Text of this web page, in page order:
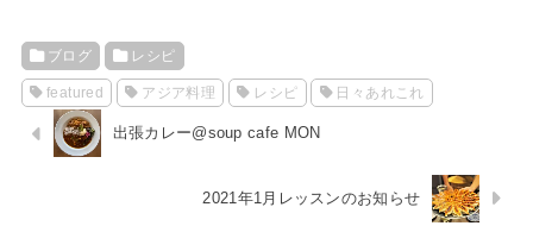
ブログ レシピ
featured アジア料理 レシピ 日々あれこれ
出張カレー@soup cafe MON
2021年1月レッスンのお知らせ